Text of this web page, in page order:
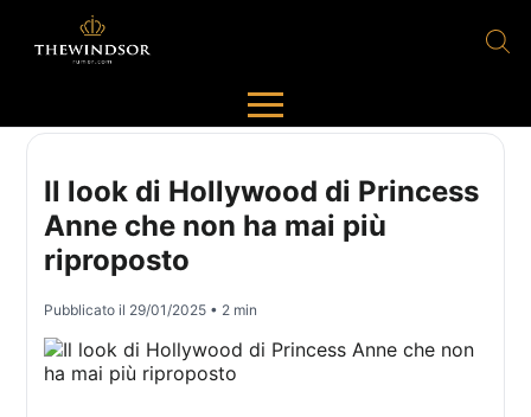
Il look di Hollywood di Princess
Anne che non ha mai più
riproposto
Pubblicato il 29/01/2025 • 2 min